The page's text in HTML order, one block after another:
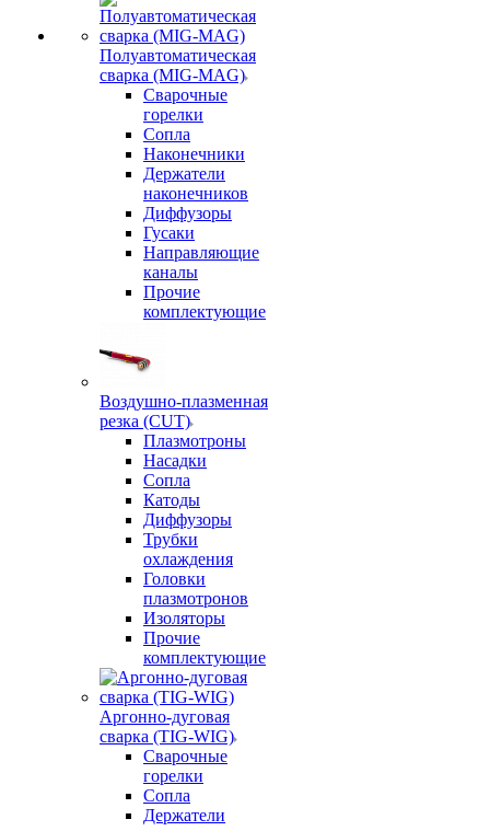
Полуавтоматическая
сварка (MIG-MAG)
Сварочные
горелки
Сопла
Наконечники
Держатели
наконечников
Диффузоры
Гусаки
Направляющие
каналы
Прочие
комплектующие
Воздушно-плазменная
резка (CUT)
Плазмотроны
Насадки
Сопла
Катоды
Диффузоры
Трубки
охлаждения
Головки
плазмотронов
Изоляторы
Прочие
комплектующие
Аргонно-дуговая
сварка (TIG-WIG)
Сварочные
горелки
Сопла
Держатели